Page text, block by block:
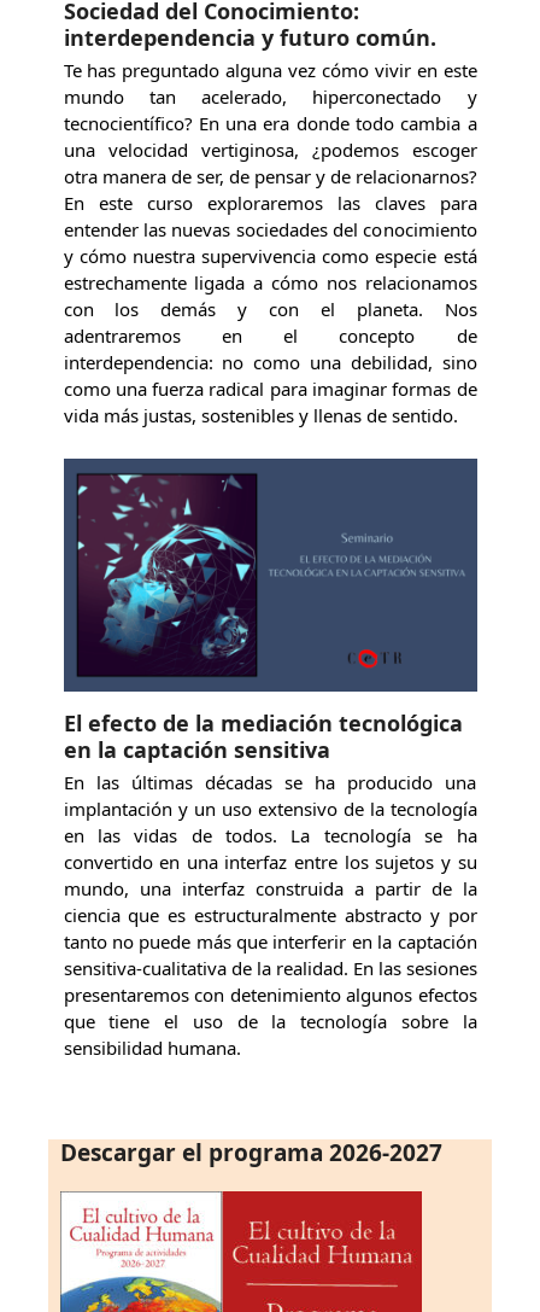
Sociedad del Conocimiento:
interdependencia y futuro común.
Te has preguntado alguna vez cómo vivir en este
mundo tan acelerado, hiperconectado y
tecnocientífico? En una era donde todo cambia a
una velocidad vertiginosa, ¿podemos escoger
otra manera de ser, de pensar y de relacionarnos?
En este curso exploraremos las claves para
entender las nuevas sociedades del conocimiento
y cómo nuestra supervivencia como especie está
estrechamente ligada a cómo nos relacionamos
con los demás y con el planeta. Nos
adentraremos en el concepto de
interdependencia: no como una debilidad, sino
como una fuerza radical para imaginar formas de
vida más justas, sostenibles y llenas de sentido.
El efecto de la mediación tecnológica
en la captación sensitiva
En las últimas décadas se ha producido una
implantación y un uso extensivo de la tecnología
en las vidas de todos. La tecnología se ha
convertido en una interfaz entre los sujetos y su
mundo, una interfaz construida a partir de la
ciencia que es estructuralmente abstracto y por
tanto no puede más que interferir en la captación
sensitiva-cualitativa de la realidad. En las sesiones
presentaremos con detenimiento algunos efectos
que tiene el uso de la tecnología sobre la
sensibilidad humana.
Descargar el programa 2026-2027